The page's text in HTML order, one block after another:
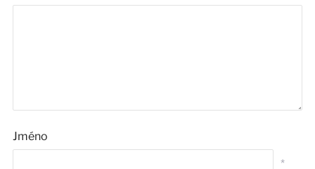
Jméno
*